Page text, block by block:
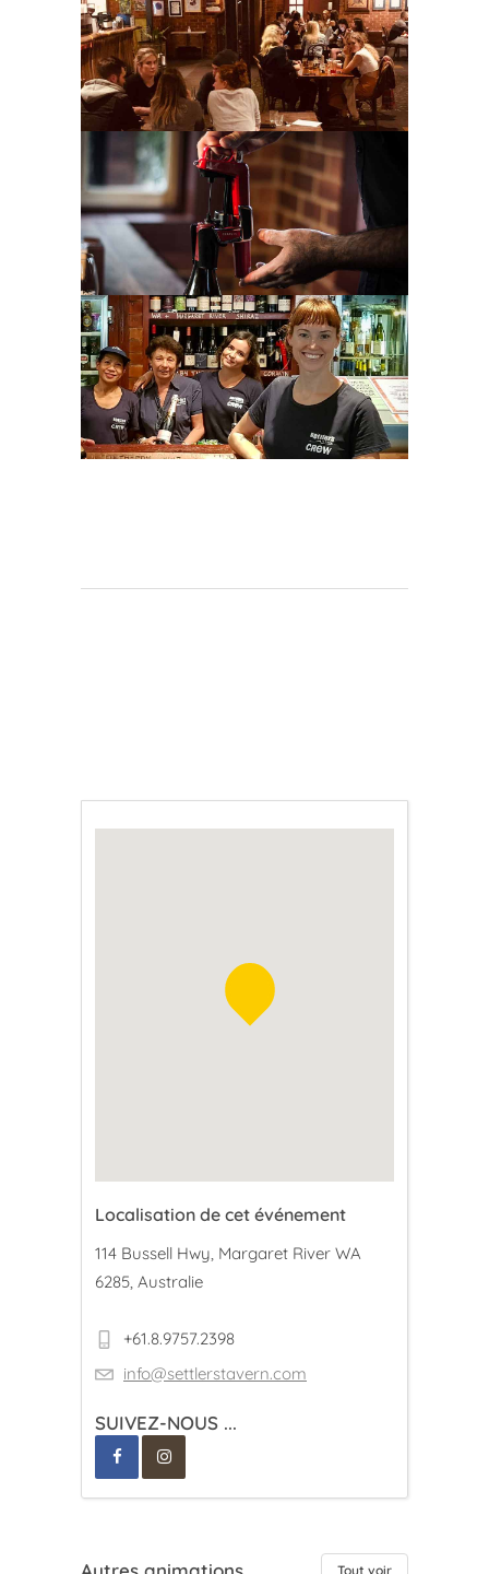
Localisation de cet événement
114 Bussell Hwy, Margaret River WA
6285, Australie
+61.8.9757.2398
info@settlerstavern.com
SUIVEZ-NOUS ...
Tout voir